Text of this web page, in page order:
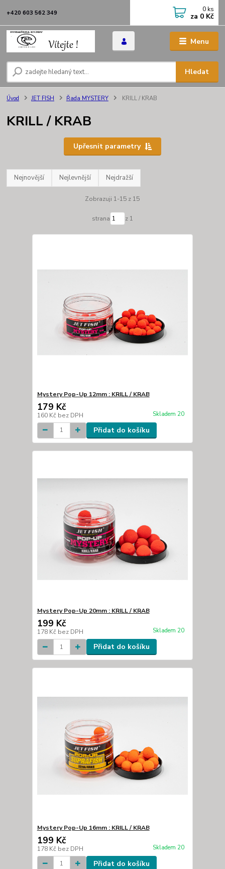
Menu
Hledat
+420 603 562 349 0 ks
za 0 Kč
Úvod JET FISH Řada MYSTERY KRILL / KRAB
KRILL / KRAB
Upřesnit parametry
Nejnovější Nejlevnější Nejdražší
Zobrazuji 1-15 z 15
strana z 1
Mystery Pop-Up 12mm : KRILL / KRAB
179 Kč
160 Kč bez DPH Skladem 20
Přidat do košíku
Mystery Pop-Up 20mm : KRILL / KRAB
199 Kč
178 Kč bez DPH Skladem 20
Přidat do košíku
Mystery Pop-Up 16mm : KRILL / KRAB
199 Kč
178 Kč bez DPH Skladem 20
Přidat do košíku